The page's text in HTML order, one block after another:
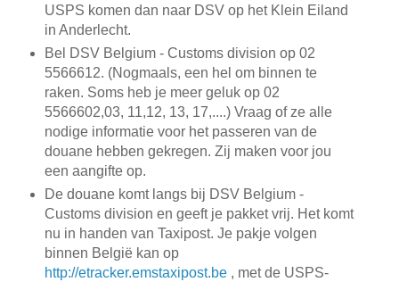
USPS komen dan naar DSV op het Klein Eiland
in Anderlecht.
Bel DSV Belgium - Customs division op 02
5566612. (Nogmaals, een hel om binnen te
raken. Soms heb je meer geluk op 02
5566602,03, 11,12, 13, 17,....) Vraag of ze alle
nodige informatie voor het passeren van de
douane hebben gekregen. Zij maken voor jou
een aangifte op.
De douane komt langs bij DSV Belgium -
Customs division en geeft je pakket vrij. Het komt
nu in handen van Taxipost. Je pakje volgen
binnen België kan op
http://etracker.emstaxipost.be, met de USPS-